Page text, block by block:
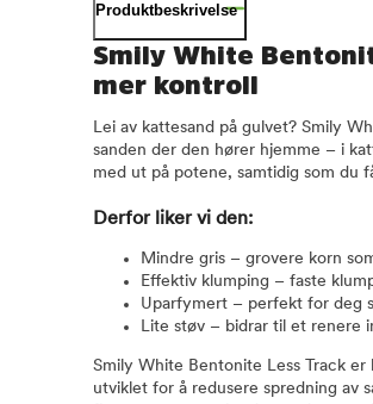
Produktbeskrivelse
Smily White
mer kontroll
Lei av kattesand på gulvet? Smily
sanden der den hører hjemme – i
med ut på potene, samtidig som du
Derfor liker vi den:
Mindre gris – grovere korn
Effektiv klumping – faste
Uparfymert – perfekt for deg
Lite støv – bidrar til et renere
Smily White Bentonite Less Track
utviklet for å redusere spredning av